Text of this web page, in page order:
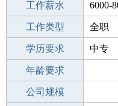
工作薪水 6000-
招聘人数 1人
工作类型 全职
性别要求 -
学历要求 中专
工作经验
年龄要求
工作地点
公司规模